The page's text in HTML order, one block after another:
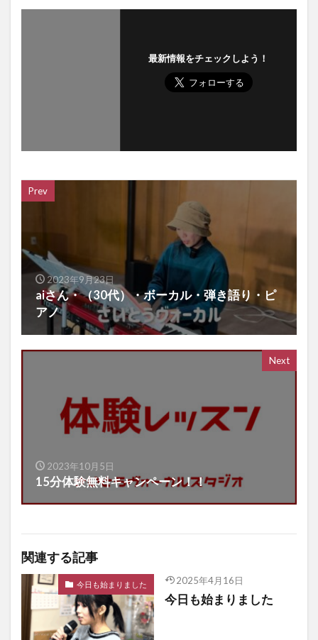
最新情報をチェックしよう！
Prev
2023年9月23日
aiさん・（30代）・ボーカル・弾き語り・ピ
アノ
Next
2023年10月5日
15分体験無料キャンペーン！！
関連する記事
今日も始まりました 2025年4月16日
今日も始まりました